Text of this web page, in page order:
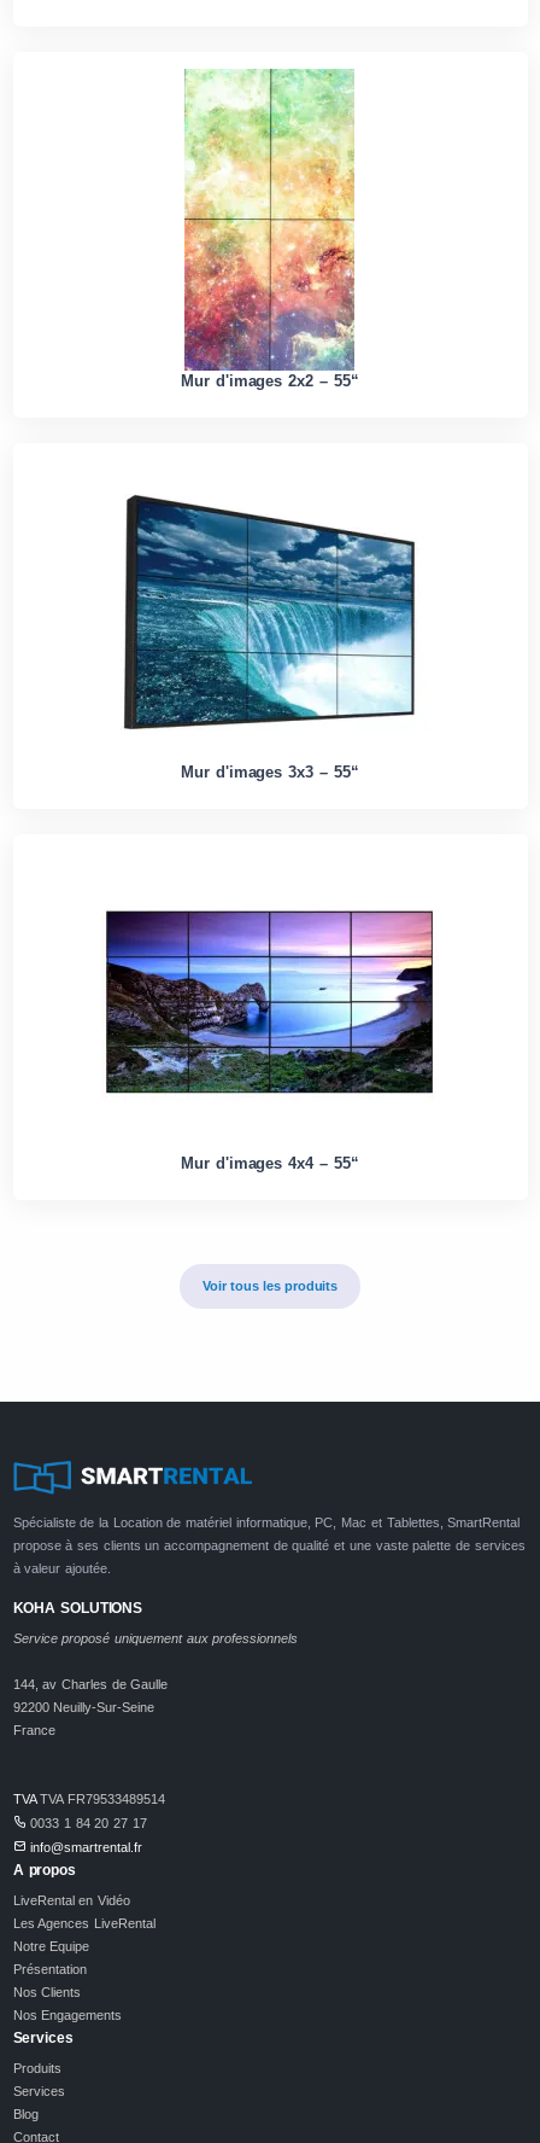
Mur d'images 2x2 – 55“
Mur d'images 3x3 – 55“
Mur d'images 4x4 – 55“
Voir tous les produits
Spécialiste de la Location de matériel informatique, PC, Mac et Tablettes, SmartRental
propose à ses clients un accompagnement de qualité et une vaste palette de services
à valeur ajoutée.
KOHA SOLUTIONS
Service proposé uniquement aux professionnels
144, av Charles de Gaulle
92200 Neuilly-Sur-Seine
France
TVATVA FR79533489514
0033 1 84 20 27 17
info@smartrental.fr
A propos
LiveRental en Vidéo
Les Agences LiveRental
Notre Equipe
Présentation
Nos Clients
Nos Engagements
Services
Produits
Services
Blog
Contact